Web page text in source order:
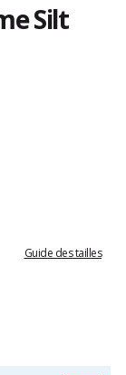
Silt
Guide des tailles